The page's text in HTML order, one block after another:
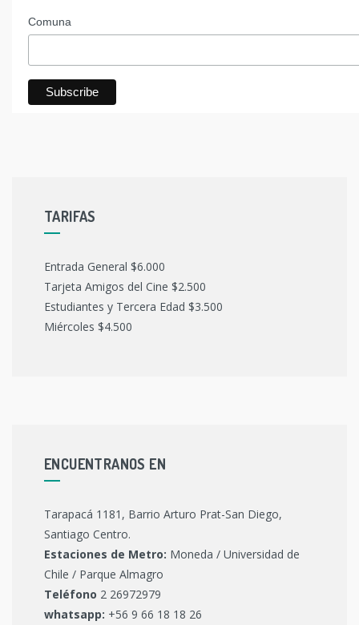
Comuna
TARIFAS
Entrada General $6.000
Tarjeta Amigos del Cine $2.500
Estudiantes y Tercera Edad $3.500
Miércoles $4.500
ENCUENTRANOS EN
Tarapacá 1181, Barrio Arturo Prat-San Diego,
Santiago Centro.
Estaciones de Metro: Moneda / Universidad de
Chile / Parque Almagro
Teléfono 2 26972979
whatsapp: +56 9 66 18 18 26